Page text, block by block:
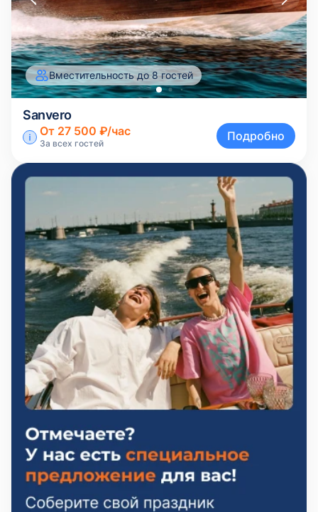
Вместительность до 8 гостей
Sanvero
От 27 500 ₽/час
За всех гостей Подробно